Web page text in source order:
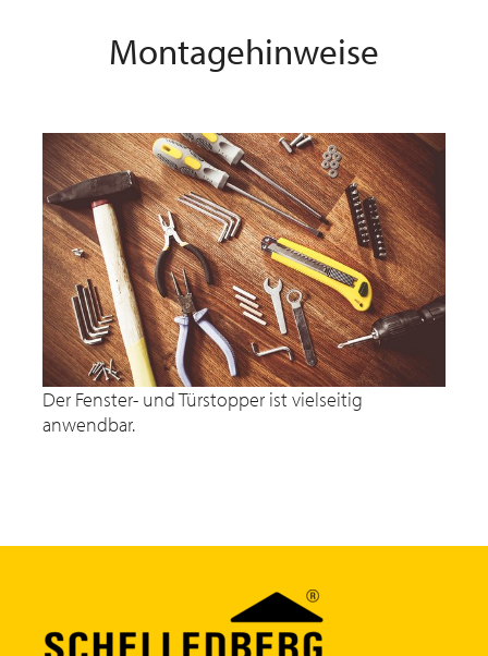
Montagehinweise
Der Fenster- und Türstopper ist vielseitig
anwendbar.